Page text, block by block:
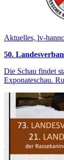
Aktuelles, lv-
50.
Die Schau findet
Exponateschau.